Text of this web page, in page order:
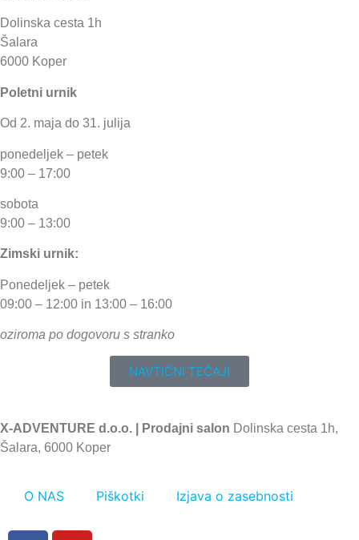
Dolinska cesta 1h
Šalara
6000 Koper
Poletni urnik
Od 2. maja do 31. julija
ponedeljek – petek
9:00 – 17:00
sobota
9:00 – 13:00
Zimski urnik:
Ponedeljek – petek
09:00 – 12:00 in 13:00 – 16:00
oziroma po dogovoru s stranko
NAVTIČNI TEČAJI
X-ADVENTURE d.o.o. | Prodajni salon Dolinska cesta 1h,
Šalara, 6000 Koper
O NAS Piškotki Izjava o zasebnosti